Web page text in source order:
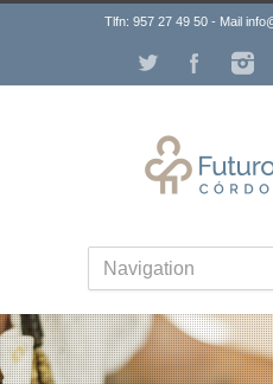
Tlfn: 957 27 49 50 - Mail